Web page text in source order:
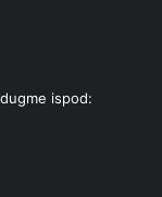
ispod: